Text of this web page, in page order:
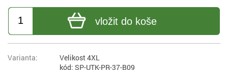
vložit do koše
Velikost 4XL
kód: SP-UTK-PR-37-B09